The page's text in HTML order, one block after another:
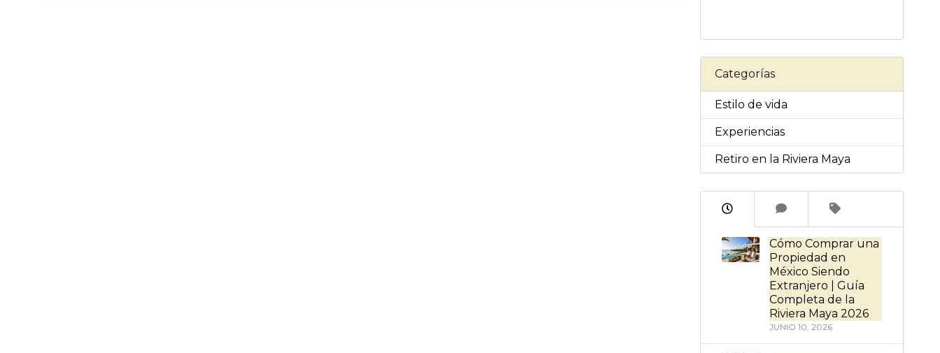
Categorías
Estilo de vida
Experiencias
Retiro en la Riviera Maya
Cómo Comprar una
Propiedad en
México Siendo
Extranjero | Guía
Completa de la
Riviera Maya 2026
JUNIO 10, 2026